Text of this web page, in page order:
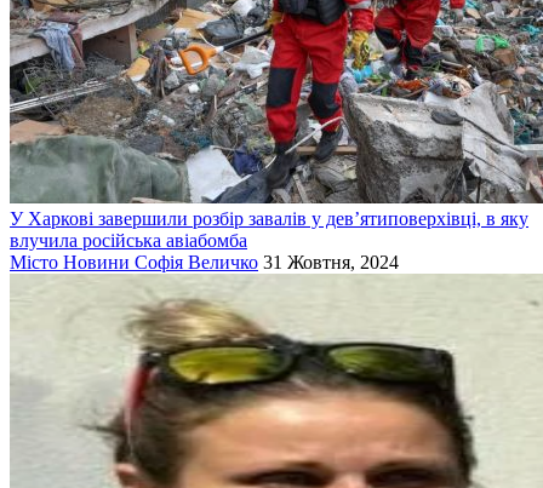
У Харкові завершили розбір завалів у дев’ятиповерхівці, в яку
влучила російська авіабомба
Місто Новини Софія Величко 31 Жовтня, 2024